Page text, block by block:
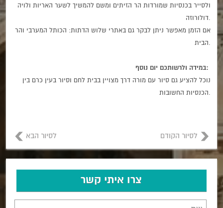
ולסייר בכנסיות שמורדות הר הזיתים ומשם להמשיך לשער האריות ולויה
אם הזמן מאפשר ניתן לבקר גם באתרי שלוש הדתות: הכותל המערבי והר
במידה ולרשותכם יום נוסף:
נוכל להציע גם סיור עם מורה דרך מצויין בבית לחם וסיור בעין כרם בין
לסיור הקודם לסיור הבא
צרו איתי קשר